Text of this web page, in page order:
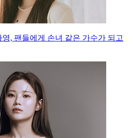
영, 팬들에게 손녀 같은 가수가 되고